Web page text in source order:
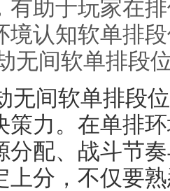
有助于玩家在
境认知软单排
无间软单排段
无间软单排段
策力。在单排
分配、战斗节
上分，不仅要